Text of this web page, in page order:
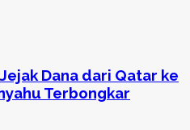
Dana dari Qatar ke
Terbongkar